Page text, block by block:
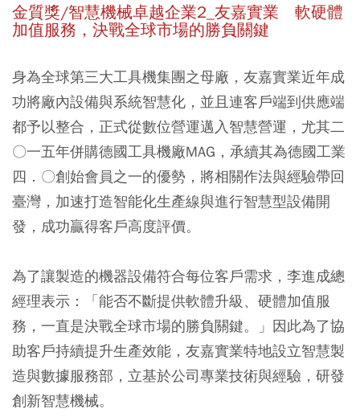
金質獎/智慧機械卓越企業2_友嘉實業 軟硬體
加值服務，決戰全球市場的勝負關鍵
身為全球第三大工具機集團之母廠，友嘉實業近年成
功將廠內設備與系統智慧化，並且連客戶端到供應端
都予以整合，正式從數位營運邁入智慧營運，尤其二
〇一五年併購德國工具機廠MAG，承續其為德國工業
四．〇創始會員之一的優勢，將相關作法與經驗帶回
臺灣，加速打造智能化生產線與進行智慧型設備開
發，成功贏得客戶高度評價。
為了讓製造的機器設備符合每位客戶需求，李進成總
經理表示：「能否不斷提供軟體升級、硬體加值服
務，一直是決戰全球市場的勝負關鍵。」因此為了協
助客戶持續提升生產效能，友嘉實業特地設立智慧製
造與數據服務部，立基於公司專業技術與經驗，研發
創新智慧機械。